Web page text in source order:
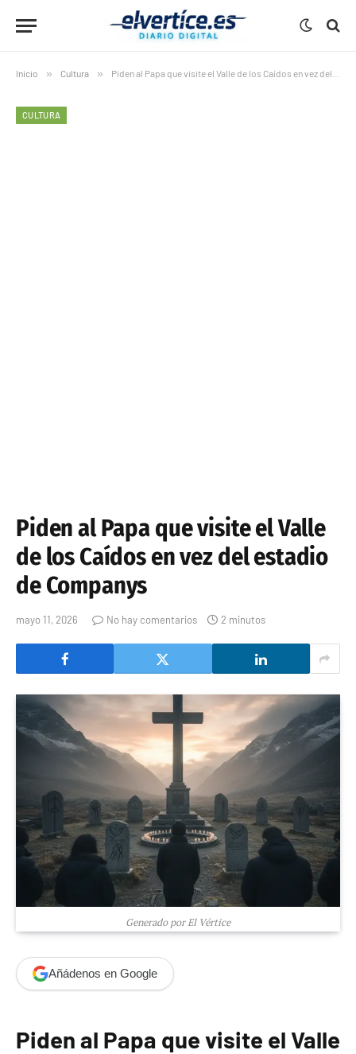
Inicio » Cultura » Piden al Papa que visite el Valle de los Caídos en vez del estadio de Companys
CULTURA
Piden al Papa que visite el Valle
de los Caídos en vez del estadio
de Companys
mayo 11, 2026 No hay comentarios 2 minutos
Generado por El Vértice
Añádenos en Google
Piden al Papa que visite el Valle